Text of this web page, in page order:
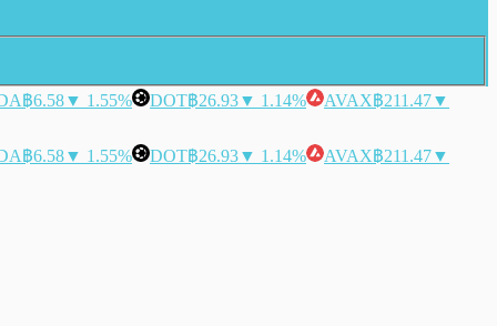
฿6.58▼ 1.55% DOT฿26.93▼ 1.14% AVAX฿211.47▼
฿6.58▼ 1.55% DOT฿26.93▼ 1.14% AVAX฿211.47▼